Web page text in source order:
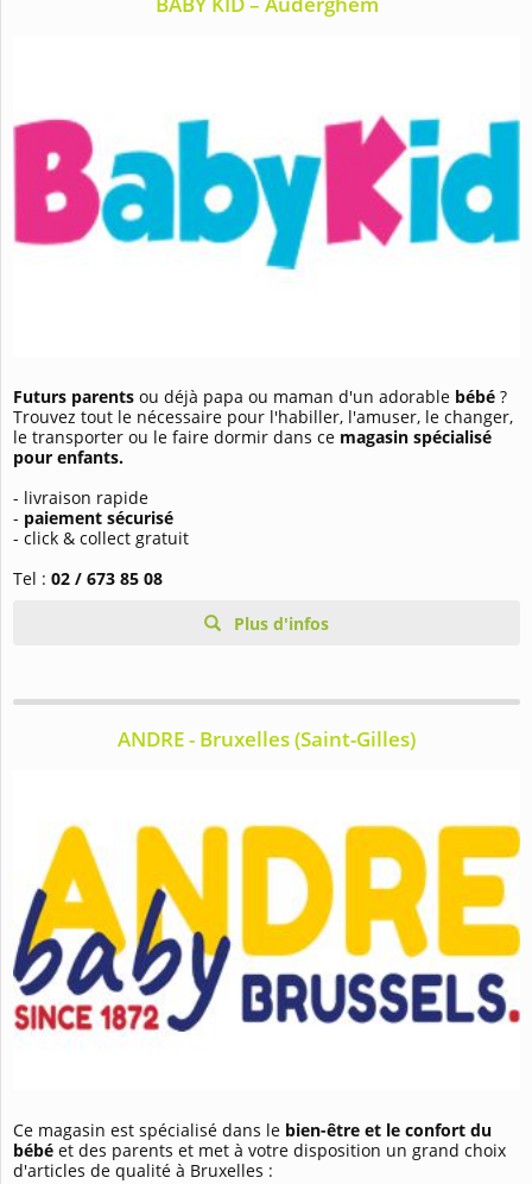
Futurs parents ou déjà papa ou maman d'un adorable bébé ?
Trouvez tout le nécessaire pour l'habiller, l'amuser, le changer,
le transporter ou le faire dormir dans ce magasin spécialisé
pour enfants.
- livraison rapide
- paiement sécurisé
- click & collect gratuit
Tel : 02 / 673 85 08
Plus d'infos
ANDRE - Bruxelles (Saint-Gilles)
Ce magasin est spécialisé dans le bien-être et le confort du
bébé et des parents et met à votre disposition un grand choix
d'articles de qualité à Bruxelles :